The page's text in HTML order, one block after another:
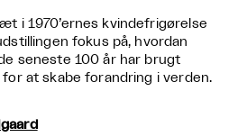
i 1970’ernes kvindefrigørelse
fokus på, hvordan
seneste 100 år har brugt
for at skabe forandring i verden.